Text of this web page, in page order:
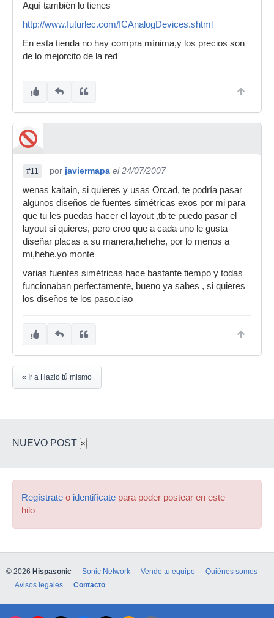
Aquí también lo tienes
http://www.futurlec.com/ICAnalogDevices.shtml
En esta tienda no hay compra mínima,y los precios son
de lo mejorcito de la red
#11 por javiermapa el 24/07/2007
wenas kaitain, si quieres y usas Orcad, te podría pasar
algunos diseños de fuentes simétricas exos por mi para
que tu les puedas hacer el layout ,tb te puedo pasar el
layout si quieres, pero creo que a cada uno le gusta
diseñar placas a su manera,hehehe, por lo menos a
mi,hehe.yo monte
varias fuentes simétricas hace bastante tiempo y todas
funcionaban perfectamente, bueno ya sabes , si quieres
los diseños te los paso.ciao
« Ir a Hazlo tú mismo
NUEVO POST ×
Regístrate o identifícate para poder postear en este
hilo
© 2026 Hispasonic Sonic Network Vende tu equipo
Quiénes somos
Avisos legales
Contacto